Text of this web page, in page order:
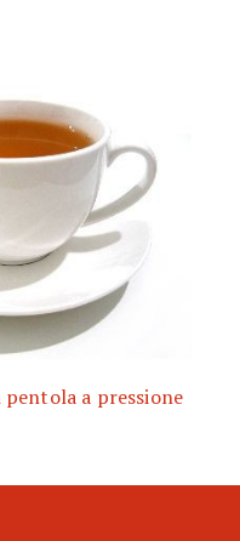
a pressione